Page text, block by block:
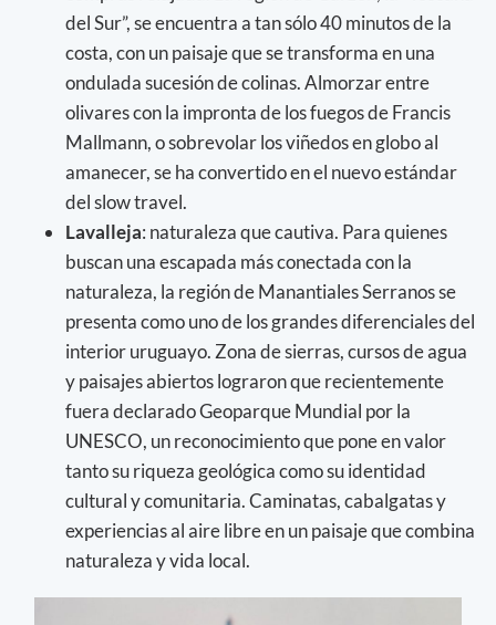
del Sur”, se encuentra a tan sólo 40 minutos de la
costa, con un paisaje que se transforma en una
ondulada sucesión de colinas. Almorzar entre
olivares con la impronta de los fuegos de Francis
Mallmann, o sobrevolar los viñedos en globo al
amanecer, se ha convertido en el nuevo estándar
del slow travel.
Lavalleja: naturaleza que cautiva. Para quienes
buscan una escapada más conectada con la
naturaleza, la región de Manantiales Serranos se
presenta como uno de los grandes diferenciales del
interior uruguayo. Zona de sierras, cursos de agua
y paisajes abiertos lograron que recientemente
fuera declarado Geoparque Mundial por la
UNESCO, un reconocimiento que pone en valor
tanto su riqueza geológica como su identidad
cultural y comunitaria. Caminatas, cabalgatas y
experiencias al aire libre en un paisaje que combina
naturaleza y vida local.